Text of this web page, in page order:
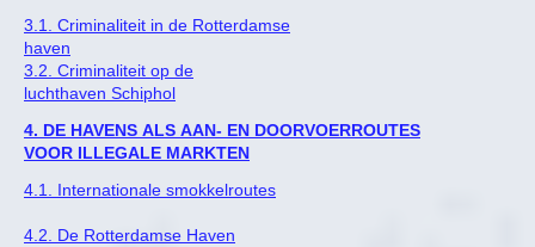
3.1. Criminaliteit in de Rotterdamse
haven
3.2. Criminaliteit op de
luchthaven Schiphol
4. DE HAVENS ALS AAN- EN DOORVOERROUTES
VOOR ILLEGALE MARKTEN
4.1. Internationale smokkelroutes
4.2. De Rotterdamse Haven